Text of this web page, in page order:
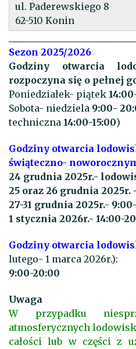
ul. Paderewskiego 8
62-510 Konin
Sezon 2025/2026
Godziny otwarcia
rozpoczyna się o pełnej
Poniedziałek- piątek
Sobota- niedziela 9:00-
techniczna 14:00-15:00)
Godziny otwarcia
świąteczno-
24 grudnia 2025r.-
25 oraz 26 grudnia 2025r.
27-31 grudnia 2025r.-
1 stycznia 2026r.- 14:00-
Godziny otwarcia
lutego- 1 marca 2026r.):
9:00-20:00
Uwaga
W przypadku
atmosferycznych
całości lub w części z